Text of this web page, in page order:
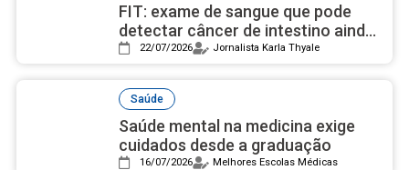
FIT: exame de sangue que pode
detectar câncer de intestino ainda
é desconhecido pela maioria
22/07/2026 Jornalista Karla Thyale
Saúde
Saúde mental na medicina exige
cuidados desde a graduação
16/07/2026 Melhores Escolas Médicas